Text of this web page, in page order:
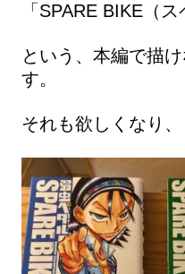
「SPARE BIKE（
という、本編で描
す。
それも欲しくなり、